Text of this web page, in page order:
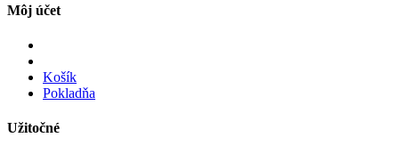
Môj účet
Košík
Pokladňa
Užitočné